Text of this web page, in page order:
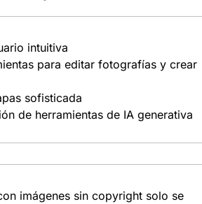
intuitiva
para editar fotografías y crear
sofisticada
de herramientas de IA generativa
imágenes sin copyright solo se